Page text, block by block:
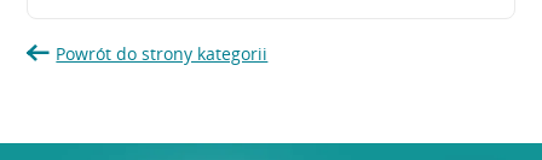
Powrót do strony kategorii